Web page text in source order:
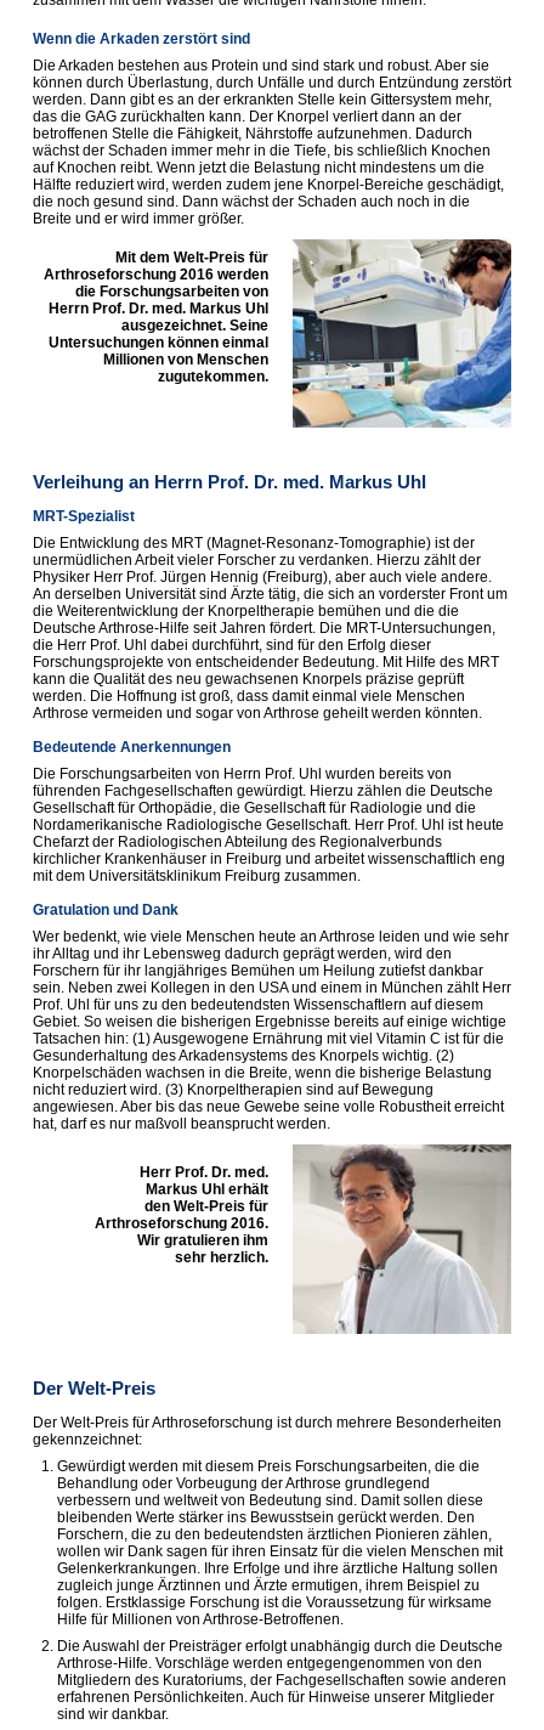
Wenn die Arkaden zerstört sind
Die Arkaden bestehen aus Protein und sind stark und robust. Aber sie
können durch Überlastung, durch Unfälle und durch Entzündung zerstört
werden. Dann gibt es an der erkrankten Stelle kein Gittersystem mehr,
das die GAG zurückhalten kann. Der Knorpel verliert dann an der
betroffenen Stelle die Fähigkeit, Nährstoffe aufzunehmen. Dadurch
wächst der Schaden immer mehr in die Tiefe, bis schließlich Knochen
auf Knochen reibt. Wenn jetzt die Belastung nicht mindestens um die
Hälfte reduziert wird, werden zudem jene Knorpel-Bereiche geschädigt,
die noch gesund sind. Dann wächst der Schaden auch noch in die
Breite und er wird immer größer.
Mit dem Welt-Preis für
Arthroseforschung 2016 werden
die Forschungsarbeiten von
Herrn Prof. Dr. med. Markus Uhl
ausgezeichnet. Seine
Untersuchungen können einmal
Millionen von Menschen
zugutekommen.
Verleihung an Herrn Prof. Dr. med. Markus Uhl
MRT-Spezialist
Die Entwicklung des MRT (Magnet-Resonanz-Tomographie) ist der
unermüdlichen Arbeit vieler Forscher zu verdanken. Hierzu zählt der
Physiker Herr Prof. Jürgen Hennig (Freiburg), aber auch viele andere.
An derselben Universität sind Ärzte tätig, die sich an vorderster Front um
die Weiterentwicklung der Knorpeltherapie bemühen und die die
Deutsche Arthrose-Hilfe seit Jahren fördert. Die MRT-Untersuchungen,
die Herr Prof. Uhl dabei durchführt, sind für den Erfolg dieser
Forschungsprojekte von entscheidender Bedeutung. Mit Hilfe des MRT
kann die Qualität des neu gewachsenen Knorpels präzise geprüft
werden. Die Hoffnung ist groß, dass damit einmal viele Menschen
Arthrose vermeiden und sogar von Arthrose geheilt werden könnten.
Bedeutende Anerkennungen
Die Forschungsarbeiten von Herrn Prof. Uhl wurden bereits von
führenden Fachgesellschaften gewürdigt. Hierzu zählen die Deutsche
Gesellschaft für Orthopädie, die Gesellschaft für Radiologie und die
Nordamerikanische Radiologische Gesellschaft. Herr Prof. Uhl ist heute
Chefarzt der Radiologischen Abteilung des Regionalverbunds
kirchlicher Krankenhäuser in Freiburg und arbeitet wissenschaftlich eng
mit dem Universitätsklinikum Freiburg zusammen.
Gratulation und Dank
Wer bedenkt, wie viele Menschen heute an Arthrose leiden und wie sehr
ihr Alltag und ihr Lebensweg dadurch geprägt werden, wird den
Forschern für ihr langjähriges Bemühen um Heilung zutiefst dankbar
sein. Neben zwei Kollegen in den USA und einem in München zählt Herr
Prof. Uhl für uns zu den bedeutendsten Wissenschaftlern auf diesem
Gebiet. So weisen die bisherigen Ergebnisse bereits auf einige wichtige
Tatsachen hin: (1) Ausgewogene Ernährung mit viel Vitamin C ist für die
Gesunderhaltung des Arkadensystems des Knorpels wichtig. (2)
Knorpelschäden wachsen in die Breite, wenn die bisherige Belastung
nicht reduziert wird. (3) Knorpeltherapien sind auf Bewegung
angewiesen. Aber bis das neue Gewebe seine volle Robustheit erreicht
hat, darf es nur maßvoll beansprucht werden.
Herr Prof. Dr. med.
Markus Uhl erhält
den Welt-Preis für
Arthroseforschung 2016.
Wir gratulieren ihm
sehr herzlich.
Der Welt-Preis
Der Welt-Preis für Arthroseforschung ist durch mehrere Besonderheiten
gekennzeichnet:
Gewürdigt werden mit diesem Preis Forschungsarbeiten, die die
Behandlung oder Vorbeugung der Arthrose grundlegend
verbessern und weltweit von Bedeutung sind. Damit sollen diese
bleibenden Werte stärker ins Bewusstsein gerückt werden. Den
Forschern, die zu den bedeutendsten ärztlichen Pionieren zählen,
wollen wir Dank sagen für ihren Einsatz für die vielen Menschen mit
Gelenkerkrankungen. Ihre Erfolge und ihre ärztliche Haltung sollen
zugleich junge Ärztinnen und Ärzte ermutigen, ihrem Beispiel zu
folgen. Erstklassige Forschung ist die Voraussetzung für wirksame
Hilfe für Millionen von Arthrose-Betroffenen.
Die Auswahl der Preisträger erfolgt unabhängig durch die Deutsche
Arthrose-Hilfe. Vorschläge werden entgegengenommen von den
Mitgliedern des Kuratoriums, der Fachgesellschaften sowie anderen
erfahrenen Persönlichkeiten. Auch für Hinweise unserer Mitglieder
sind wir dankbar.